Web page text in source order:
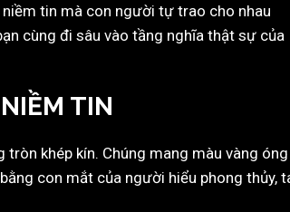
tin mà con người tự trao cho nhau
cùng đi sâu vào tầng nghĩa thật sự của
TIN
khép kín. Chúng mang màu vàng óng
con mắt của người hiểu phong thủy,